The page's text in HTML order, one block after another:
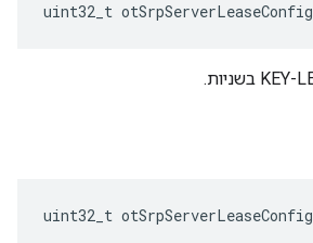
uint32_t otSrpServerLeaseConfig
uint32_t otSrpServerLeaseConfig